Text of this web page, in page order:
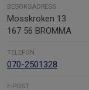
BESÖKSADRESS
Mosskroken 13
167 56 BROMMA
TELEFON
070-2501328
E-POST